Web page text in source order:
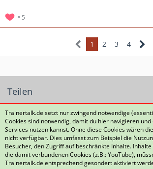
hat so gut wie keine Fehlzeiten und geht in
dann auch noch aus eigenem Antrieb
Seine schulischen Leistungen sind jetzt in
Positiver Nebeneffekt: Nicht mehr viel Zeit
Es gibt grundsätzlich 2 sehr gute Sprüche
denen viel Wahres dran ist:
1.) Jedes Training bringt einen weiter
2.) Harte Arbeit schlägt Talent, wenn
5
1 2 3 4
Teilen
Datenschutzerklärung Kontakt
Trainertalk.de setzt nur zwingend notwendige
Cookies sind notwendig, damit du hier navigieren und
Services nutzen kannst. Ohne diese Cookies wären
nicht verfügbar. Dies umfasst zum Beispiel die
Besucher, den Zugriff auf beschränkte Inhalte.
die damit verbundenen Cookies (z.B.: YouTube),
Trainertalk.de entsprechend gesondert aktiviert